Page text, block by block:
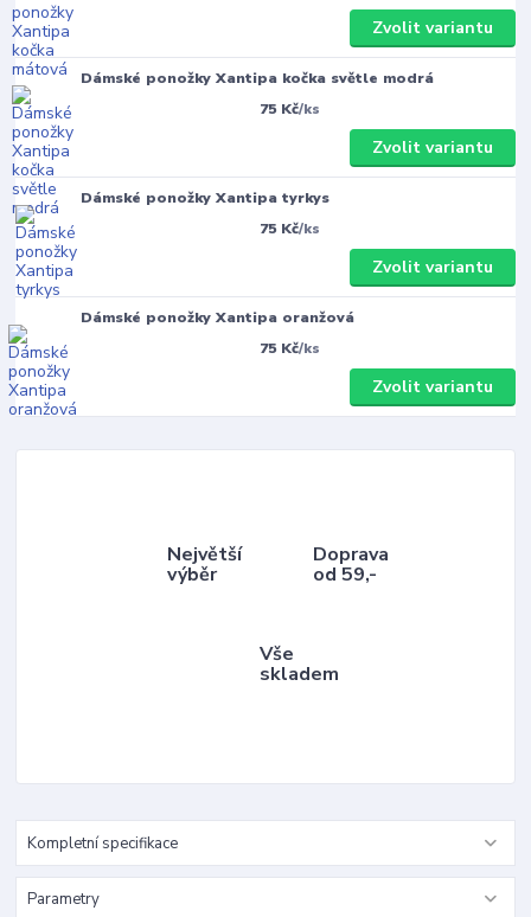
Zvolit variantu
Dámské ponožky Xantipa kočka světle modrá
75 Kč/ks
Zvolit variantu
Dámské ponožky Xantipa tyrkys
75 Kč/ks
Zvolit variantu
Dámské ponožky Xantipa oranžová
75 Kč/ks
Zvolit variantu
Největší
výběr
Doprava
od 59,-
Vše
skladem
Kompletní specifikace
Parametry